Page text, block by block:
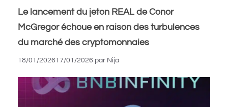
Le lancement du jeton REAL de Conor
McGregor échoue en raison des turbulences
du marché des cryptomonnaies
18/01/202617/01/2026 par Nija